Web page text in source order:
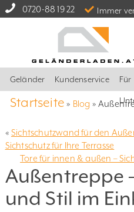
0720-88 19 22 Immer
Geländer Kundenservice Für
Startseite » Blog »
« Sichtschutzwand für den
Sichtschutz für Ihre Terrasse
Tore für innen & außen –
Außentreppe
und Stil im